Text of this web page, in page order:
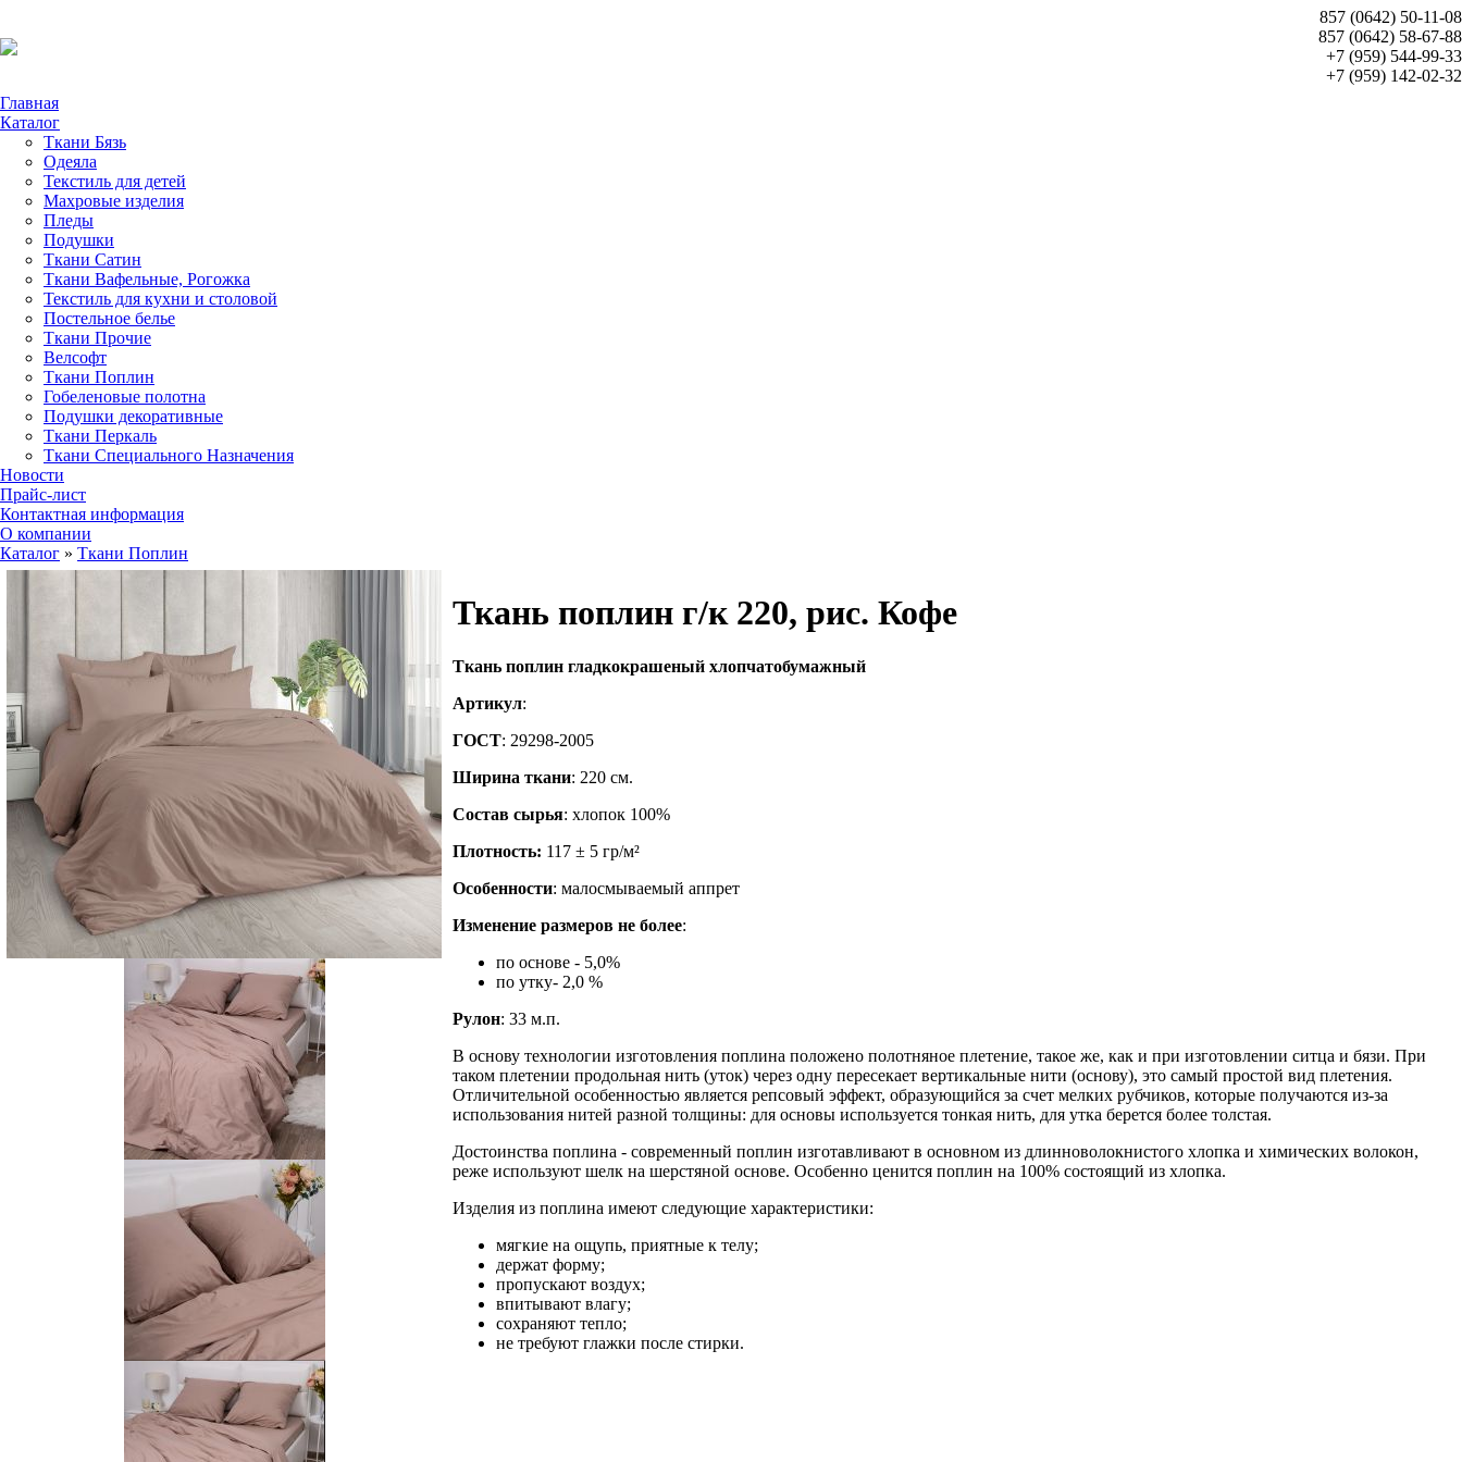
857 (0642) 50-11-08
857 (0642) 58-67-88
+7 (959) 544-99-33
+7 (959) 142-02-32
Главная
Каталог
Ткани Бязь
Одеяла
Текстиль для детей
Махровые изделия
Пледы
Подушки
Ткани Сатин
Ткани Вафельные, Рогожка
Текстиль для кухни и столовой
Постельное белье
Ткани Прочие
Велсофт
Ткани Поплин
Гобеленовые полотна
Подушки декоративные
Ткани Перкаль
Ткани Специального Назначения
Новости
Прайс-лист
Контактная информация
О компании
Каталог » Ткани Поплин
Ткань поплин г/к 220, рис. Кофе
Ткань поплин гладкокрашеный хлопчатобумажный
Артикул:
ГОСТ: 29298-2005
Ширина ткани: 220 см.
Состав сырья: хлопок 100%
Плотность: 117 ± 5 гр/м²
Особенности: малосмываемый аппрет
Изменение размеров не более:
по основе - 5,0%
по утку- 2,0 %
Рулон: 33 м.п.
В основу технологии изготовления поплина положено полотняное плетение, такое же, как и при изготовлении ситца и бязи. При
таком плетении продольная нить (уток) через одну пересекает вертикальные нити (основу), это самый простой вид плетения.
Отличительной особенностью является репсовый эффект, образующийся за счет мелких рубчиков, которые получаются из-за
использования нитей разной толщины: для основы используется тонкая нить, для утка берется более толстая.
Достоинства поплина - современный поплин изготавливают в основном из длинноволокнистого хлопка и химических волокон,
реже используют шелк на шерстяной основе. Особенно ценится поплин на 100% состоящий из хлопка.
Изделия из поплина имеют следующие характеристики:
мягкие на ощупь, приятные к телу;
держат форму;
пропускают воздух;
впитывают влагу;
сохраняют тепло;
не требуют глажки после стирки.